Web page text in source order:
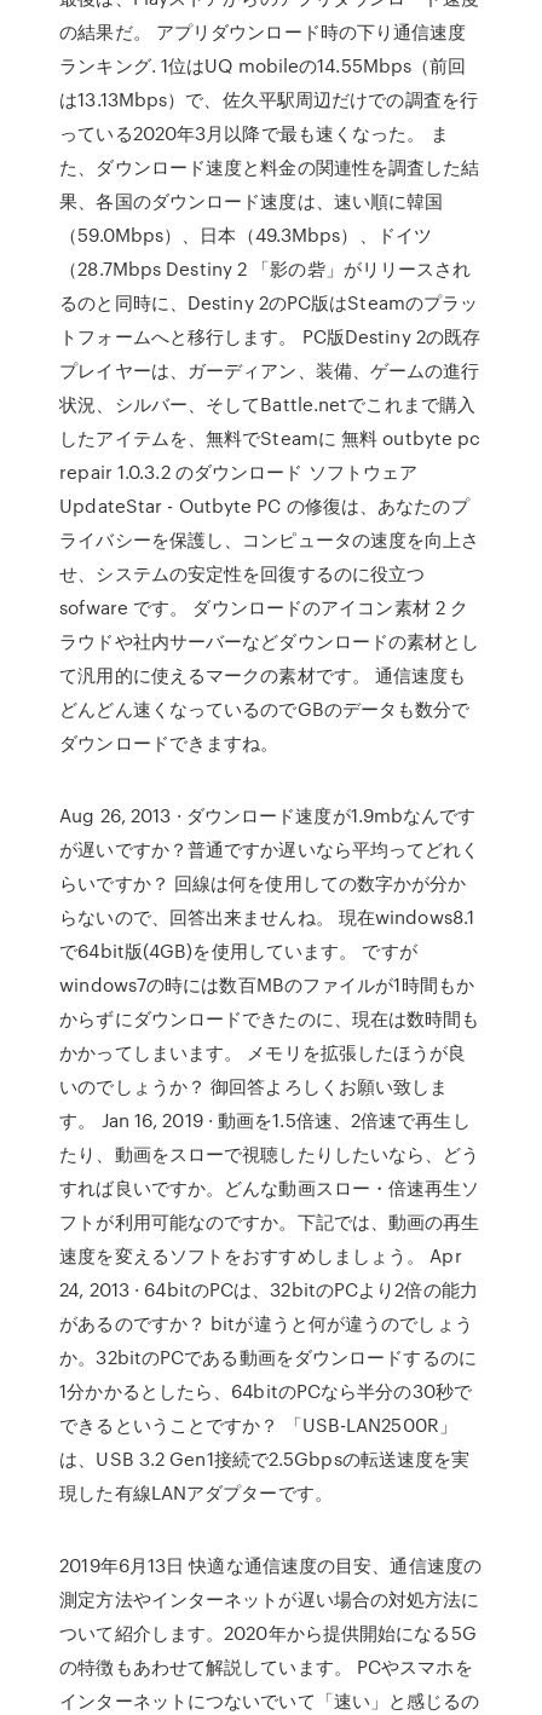
の結果だ。 アプリダウンロード時の下り通信速度
ランキング. 1位はUQ mobileの14.55Mbps（前回
は13.13Mbps）で、佐久平駅周辺だけでの調査を行
っている2020年3月以降で最も速くなった。 ま
た、ダウンロード速度と料金の関連性を調査した結
果、各国のダウンロード速度は、速い順に韓国
（59.0Mbps）、日本（49.3Mbps）、ドイツ
（28.7Mbps Destiny 2 「影の砦」がリリースされ
るのと同時に、Destiny 2のPC版はSteamのプラッ
トフォームへと移行します。 PC版Destiny 2の既存
プレイヤーは、ガーディアン、装備、ゲームの進行
状況、シルバー、そしてBattle.netでこれまで購入
したアイテムを、無料でSteamに 無料 outbyte pc
repair 1.0.3.2 のダウンロード ソフトウェア
UpdateStar - Outbyte PC の修復は、あなたのプ
ライバシーを保護し、コンピュータの速度を向上さ
せ、システムの安定性を回復するのに役立つ
sofware です。 ダウンロードのアイコン素材 2 ク
ラウドや社内サーバーなどダウンロードの素材とし
て汎用的に使えるマークの素材です。 通信速度も
どんどん速くなっているのでGBのデータも数分で
ダウンロードできますね。
Aug 26, 2013 · ダウンロード速度が1.9mbなんです
が遅いですか？普通ですか遅いなら平均ってどれく
らいですか？ 回線は何を使用しての数字かが分か
らないので、回答出来ませんね。 現在windows8.1
で64bit版(4GB)を使用しています。 ですが
windows7の時には数百MBのファイルが1時間もか
からずにダウンロードできたのに、現在は数時間も
かかってしまいます。 メモリを拡張したほうが良
いのでしょうか？ 御回答よろしくお願い致しま
す。 Jan 16, 2019 · 動画を1.5倍速、2倍速で再生し
たり、動画をスローで視聴したりしたいなら、どう
すれば良いですか。どんな動画スロー・倍速再生ソ
フトが利用可能なのですか。下記では、動画の再生
速度を変えるソフトをおすすめしましょう。 Apr
24, 2013 · 64bitのPCは、32bitのPCより2倍の能力
があるのですか？ bitが違うと何が違うのでしょう
か。32bitのPCである動画をダウンロードするのに
1分かかるとしたら、64bitのPCなら半分の30秒で
できるということですか？ 「USB-LAN2500R」
は、USB 3.2 Gen1接続で2.5Gbpsの転送速度を実
現した有線LANアダプターです。
2019年6月13日 快適な通信速度の目安、通信速度の
測定方法やインターネットが遅い場合の対処方法に
ついて紹介します。2020年から提供開始になる5G
の特徴もあわせて解説しています。 PCやスマホを
インターネットにつないでいて「速い」と感じるの